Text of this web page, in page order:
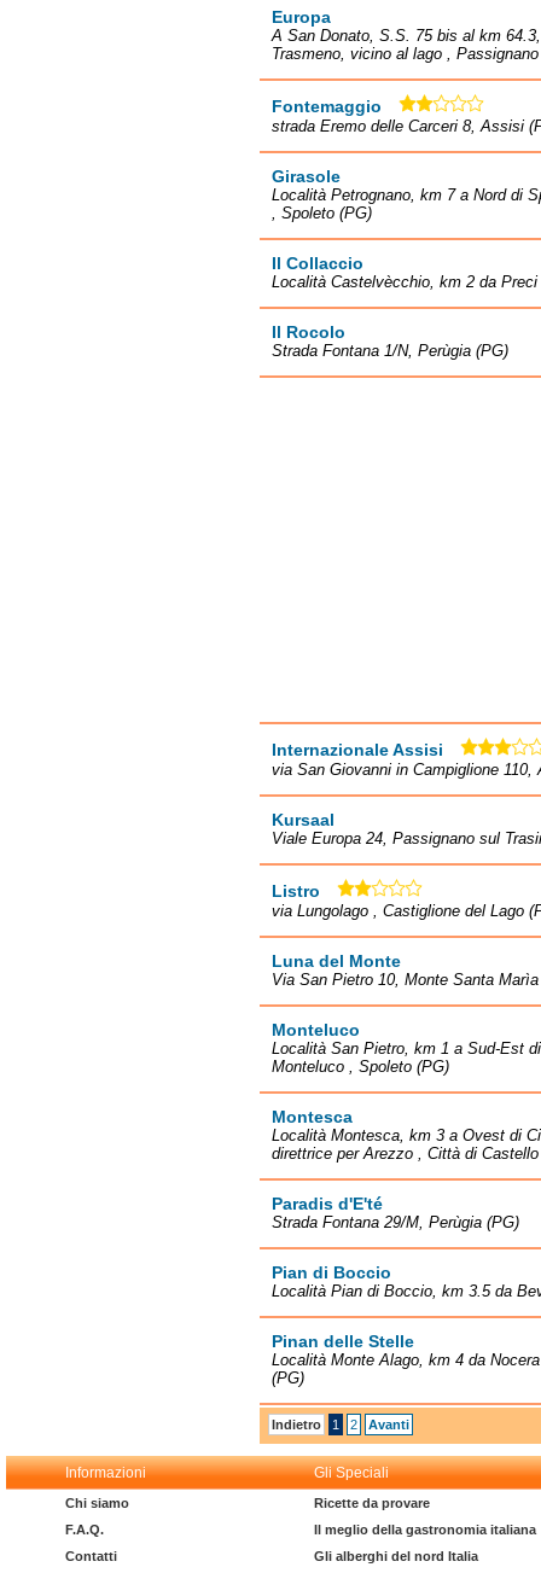
Europa
A San Donato, S.S. 75 bis al km
Trasmeno, vicino al lago ,
Fontemaggio
strada Eremo delle Carceri 8, Assisi
Girasole
Località Petrognano, km 7 a Nord di
, Spoleto (PG)
Il Collaccio
Località Castelvècchio, km 2 da
Il Rocolo
Strada Fontana 1/N, Perùgia (PG)
Internazionale Assisi
via San Giovanni in Campiglione 110,
Kursaal
Viale Europa 24, Passignano sul
Listro
via Lungolago , Castiglione del Lago
Luna del Monte
Via San Pietro 10, Monte Santa
Monteluco
Località San Pietro, km 1 a Sud-Est
Monteluco , Spoleto (PG)
Montesca
Località Montesca, km 3 a Ovest di
direttrice per Arezzo , Città di
Paradis d'E'té
Strada Fontana 29/M, Perùgia (PG)
Pian di Boccio
Località Pian di Boccio, km 3.5 da
Pinan delle Stelle
Località Monte Alago, km 4 da
(PG)
Indietro 1 2 Avanti
Informazioni Gli Speciali
Chi siamo
F.A.Q.
Contatti
Ricette da provare
Il meglio della gastronomia italiana
Gli alberghi del nord Italia